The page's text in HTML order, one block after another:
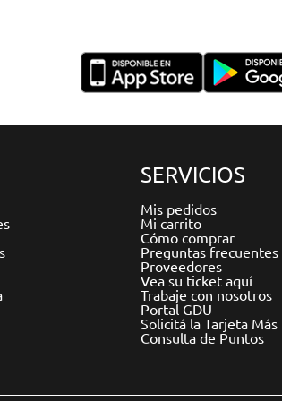
SERVICIOS
Mis pedidos
Mi carrito
Cómo comprar
Preguntas frecuentes
Proveedores
Vea su ticket aquí
Trabaje con nosotros
Portal GDU
Solicitá la Tarjeta Más
Consulta de Puntos